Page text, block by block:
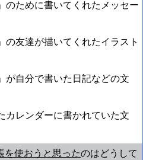
のために書いてくれたメッセー
の友達が描いてくれたイラスト
が自分で書いた日記などの文
カレンダーに書かれていた文
を使おうと思ったのはどうして